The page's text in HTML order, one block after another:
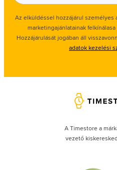
Az elküldéssel hozzájárul személyes
marketingajánlatainak
Hozzájárulását jogában áll
adatok kezelési
A Timestore a
vezető